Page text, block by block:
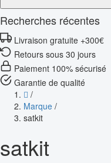
Recherches récentes
Livraison gratuite +300€
Retours sous 30 jours
Paiement 100% sécurisé
Garantie de qualité
/
Marque /
satkit
satkit